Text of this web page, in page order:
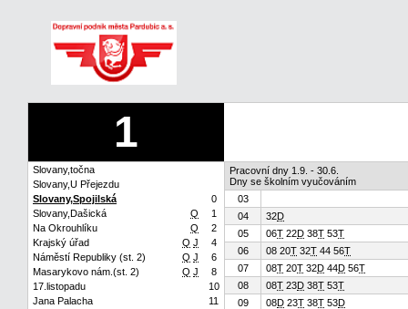
1
Slovany,točna
Slovany,U Přejezdu
Slovany,Spojilská
0
Slovany,Dašická
Q
1
Na Okrouhlíku
Q
2
Krajský úřad
Q J
4
Náměstí Republiky (st. 2)
Q J
6
Masarykovo nám.(st. 2)
Q J
8
17.listopadu
10
Jana Palacha
11
Pracovní dny 1.9. - 30.6.
Dny se školním vyučováním
03
04
32D
05
06T 22D 38T 53T
06
08 20T 32T 44 56T
07
08T 20T 32D 44D 56T
08
08T 23D 38T 53T
09
08D 23T 38T 53D